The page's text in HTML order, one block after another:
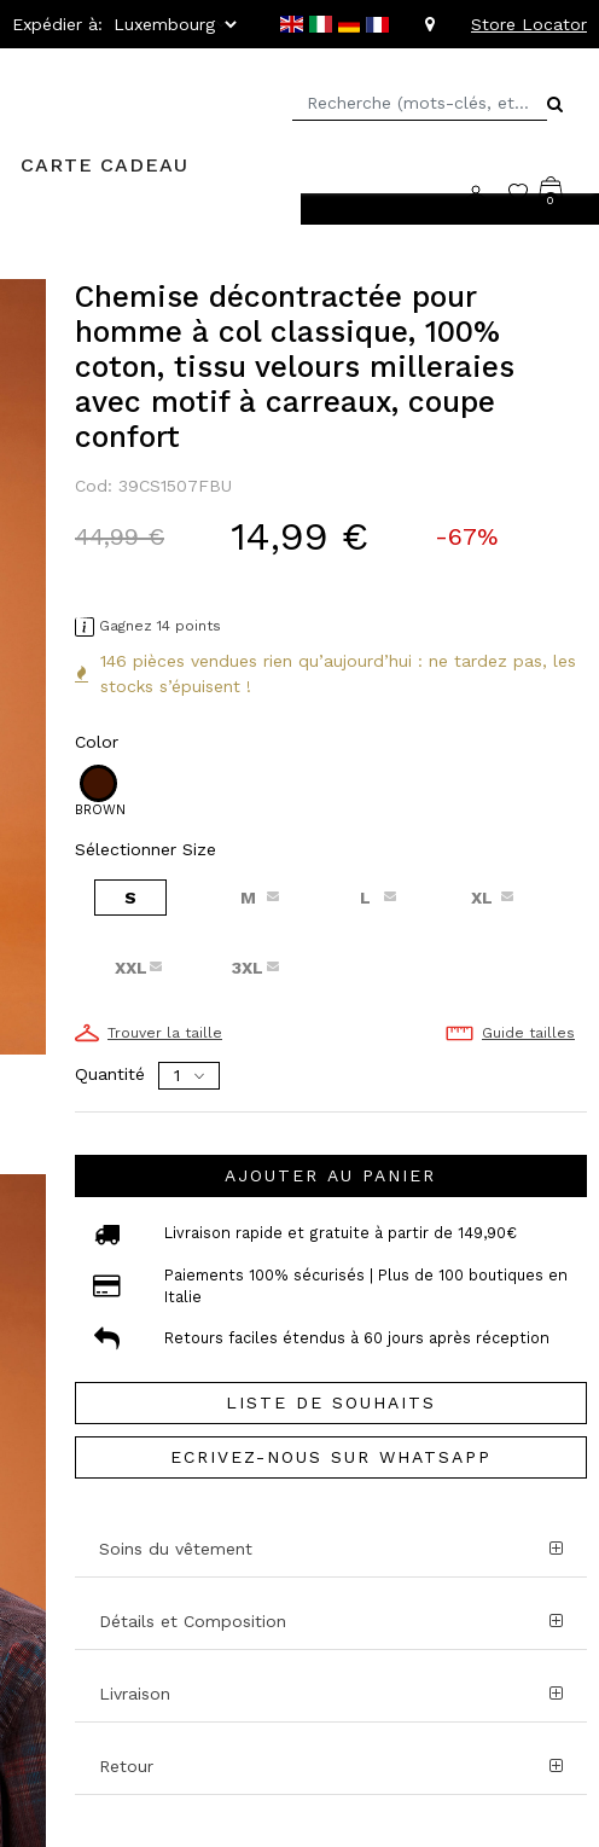
Expédier à: Store Locator
CARTE CADEAU
0
Chemise décontractée pour
homme à col classique, 100%
coton, tissu velours milleraies
avec motif à carreaux, coupe
confort
Cod: 39CS1507FBU
Price reduced from
44,99 €to 14,99 € -67%
Gagnez 14 points
146 pièces vendues rien qu’aujourd’hui : ne tardez pas, les
stocks s’épuisent !
Color
BROWN
Sélectionner Size
S M L XL
XXL 3XL
Trouver la taille Guide tailles
Quantité
AJOUTER AU PANIER
Livraison rapide et gratuite à partir de 149,90€
Paiements 100% sécurisés | Plus de 100 boutiques en
Italie
Retours faciles étendus à 60 jours après réception
LISTE DE SOUHAITS
ECRIVEZ-NOUS SUR WHATSAPP
Soins du vêtement
Détails et Composition
Livraison
Retour